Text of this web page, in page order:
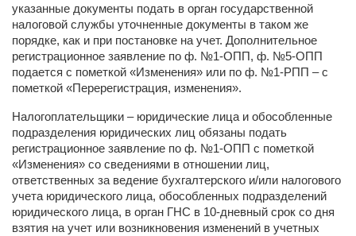
указанные документы подать в орган государственной
налоговой службы уточненные документы в таком же
порядке, как и при постановке на учет. Дополнительное
регистрационное заявление по ф. №1-ОПП, ф. №5-ОПП
подается с пометкой «Изменения» или по ф. №1-РПП – с
пометкой «Перерегистрация, изменения».
Налогоплательщики – юридические лица и обособленные
подразделения юридических лиц обязаны подать
регистрационное заявление по ф. №1-ОПП с пометкой
«Изменения» со сведениями в отношении лиц,
ответственных за ведение бухгалтерского и/или налогового
учета юридического лица, обособленных подразделений
юридического лица, в орган ГНС в 10-дневный срок со дня
взятия на учет или возникновения изменений в учетных